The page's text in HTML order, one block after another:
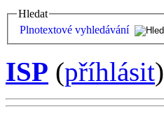
Hledat
Plnotextové vyhledávání
ISP (příhlásit)